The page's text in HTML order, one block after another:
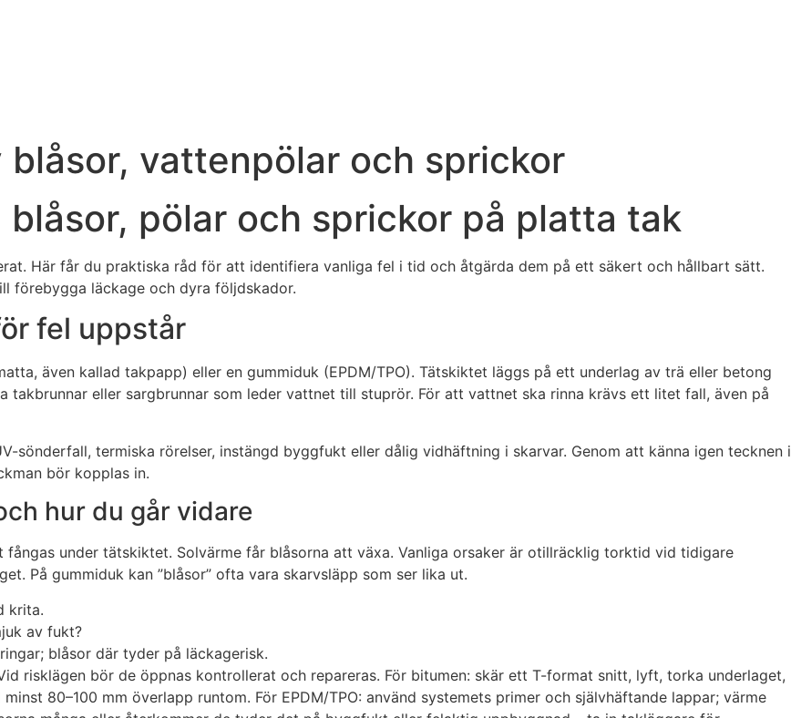
vattenpölar och sprickor
pölar och sprickor på platta tak
Här får du praktiska råd för att identifiera vanliga fel i tid och åtgärda dem på ett säkert och hållbart sätt.
förebygga läckage och dyra följdskador.
fel uppstår
även kallad takpapp) eller en gummiduk (EPDM/TPO). Tätskiktet läggs på ett underlag av trä eller betong
takbrunnar eller sargbrunnar som leder vattnet till stuprör. För att vattnet ska rinna krävs ett litet fall, även på
sönderfall, termiska rörelser, instängd byggfukt eller dålig vidhäftning i skarvar. Genom att känna igen tecknen i
bör kopplas in.
hur du går vidare
under tätskiktet. Solvärme får blåsorna att växa. Vanliga orsaker är otillräcklig torktid vid tidigare
På gummiduk kan ”blåsor” ofta vara skarvsläpp som ser lika ut.
krita.
av fukt?
blåsor där tyder på läckagerisk.
risklägen bör de öppnas kontrollerat och repareras. För bitumen: skär ett T-format snitt, lyft, torka underlaget,
80–100 mm överlapp runtom. För EPDM/TPO: använd systemets primer och självhäftande lappar; värme